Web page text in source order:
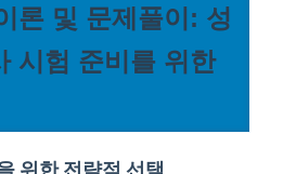
론 및 문제풀이: 성
시험 준비를 위한
위한 전략적 선택